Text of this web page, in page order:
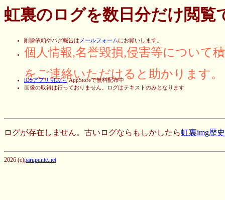
虹裏のログを数日分だけ閲覧
削除依頼やバグ報告はメールフォームにお願いします。
個人情報,名誉毀損,侵害等について
をご連絡いただけると助かります。
iOSアプリ 虹ぶらAppStoreで無料配布中
画像の取得は行っておりません。ログはテキストのみとなります
ログが存在しません。古いログならもしかしたら虹裏img歴
2026 (c)parupunte.net